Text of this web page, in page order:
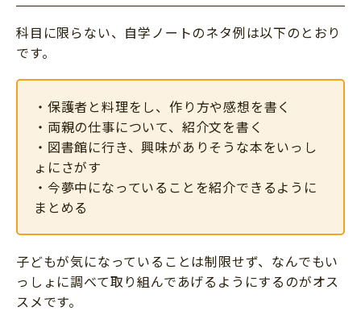
科目に限らない、自学ノートのネタ例は以下のとおり
です。
・保護者と料理をし、作り方や感想を書く
・両親の仕事について、紹介文を書く
・図書館に行き、興味がありそうな本をいっし
ょにさがす
・今夢中になっていることを紹介できるように
まとめる
子どもが気になっていることは制限せず、なんでもい
っしょに調べて取り組んであげるようにするのがオス
スメです。